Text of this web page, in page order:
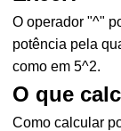
O operador "^"
potência pela
como em 5^2.
O que
Como calcular